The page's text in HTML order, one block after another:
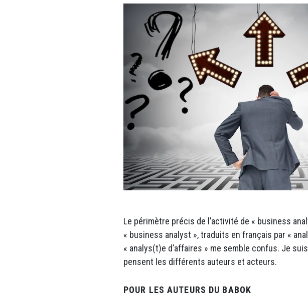
Le périmètre précis de l’activité de « business
« business analyst », traduits en français par «
« analys(t)e d’affaires » me semble confus. Je
pensent les différents auteurs et acteurs.
POUR LES AUTEURS DU BABOK